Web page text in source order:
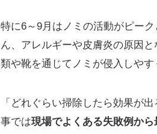
特に6～9月はノミの活動がピー
ん、アレルギーや皮膚炎の原因
類や靴を通じてノミが侵入しやす
「どれぐらい掃除したら効果が
事では現場でよくある失敗例か